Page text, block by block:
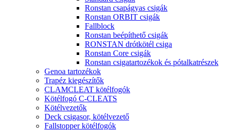
Ronstan csapágyas csigák
Ronstan ORBIT csigák
Fallblock
Ronstan beépíthető csigák
RONSTAN drótkötél csiga
Ronstan Core csigák
Ronstan csigatartozékok és pótalkatrészek
Genoa tartozékok
Trapéz kiegészítők
CLAMCLEAT kötélfogók
Kötélfogó C-CLEATS
Kötélvezetők
Deck csigasor, kötélvezető
Fallstopper kötélfogók